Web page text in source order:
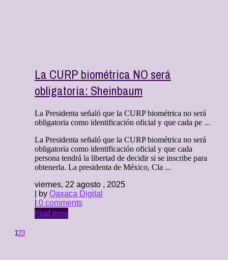
La CURP biométrica NO será
obligatoria: Sheinbaum
La Presidenta señaló que la CURP biométrica no será
obligatoria como identificación oficial y que cada pe ...
La Presidenta señaló que la CURP biométrica no será
obligatoria como identificación oficial y que cada
persona tendrá la libertad de decidir si se inscribe para
obtenerla. La presidenta de México, Cla ...
viernes, 22 agosto , 2025
| by Oaxaca Digital
0 comments
Read more
123